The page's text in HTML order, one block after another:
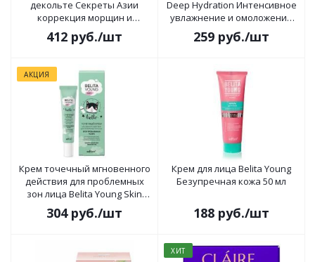
декольте Секреты Азии
коррекция морщин и
контуров лица, дневной 50+,
45мл
412 руб./шт
Deep Hydration Интенсивное
увлажнение и омоложение
48г
259 руб./шт
АКЦИЯ
Крем точечный мгновенного
действия для проблемных
зон лица Belita Young Skin
20мл
304руб./шт
Крем для лица Belita Young
Безупречная кожа 50 мл
188 руб./шт
ХИТ